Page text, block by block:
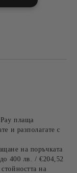
плаща
и разполагате с
на поръчката
400 лв. / €204,52
на